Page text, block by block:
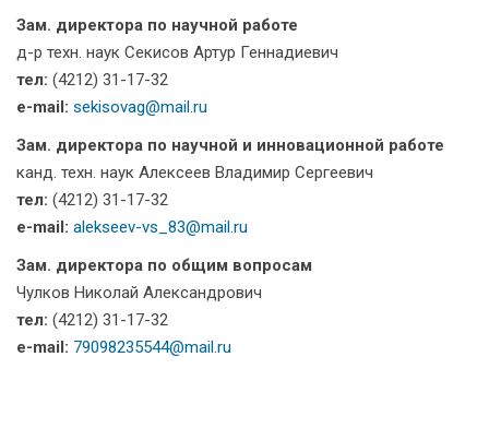
Зам. директора по научной работе
д-р техн. наук Секисов Артур Геннадиевич
тел: (4212) 31-17-32
e-mail: sekisovag@mail.ru
Зам. директора по научной и инновационной работе
канд. техн. наук Алексеев Владимир Сергеевич
тел: (4212) 31-17-32
e-mail: alekseev-vs_83@mail.ru
Зам. директора по общим вопросам
Чулков Николай Александрович
тел: (4212) 31-17-32
e-mail: 79098235544@mail.ru